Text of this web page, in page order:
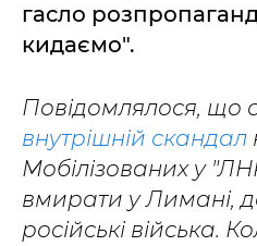
гасло
кидаємо".
Повідомлялося, що
внутрішній скандал
Мобілізованих у
вмирати у Лимані,
російські війська.